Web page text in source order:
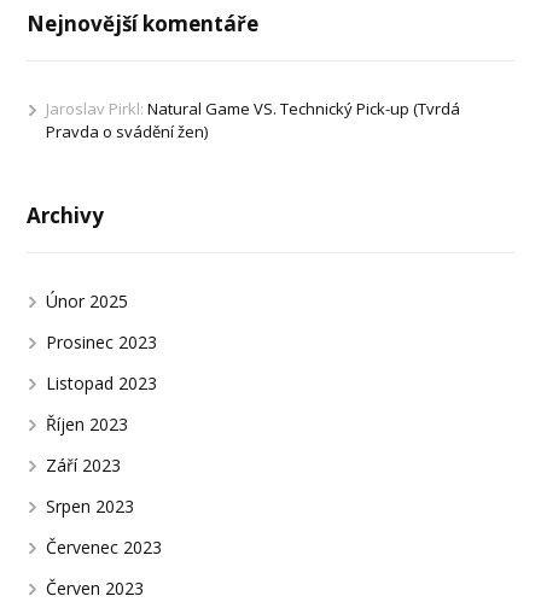
Nejnovější komentáře
Jaroslav Pirkl:Natural Game VS. Technický Pick-up (Tvrdá
Pravda o svádění žen)
Archivy
Únor 2025
Prosinec 2023
Listopad 2023
Říjen 2023
Září 2023
Srpen 2023
Červenec 2023
Červen 2023